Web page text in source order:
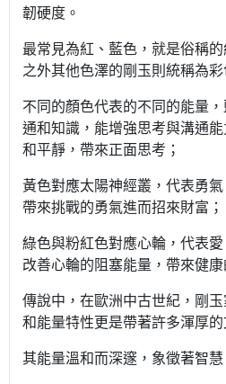
韌硬度。
最常見為紅、藍色，就是俗稱
之外其他色澤的剛玉則統稱為
不同的顏色代表的不同的能量
通和知識，能增強思考與溝通
和平靜，帶來正面思考；
黃色對應太陽神經叢，代表勇
帶來挑戰的勇氣進而招來財富；
綠色與粉紅色對應心輪，代表
改善心輪的阻塞能量，帶來健
傳說中，在歐洲中古世紀，剛
和能量特性更是帶著許多渾厚的
其能量溫和而深邃，象徵著智